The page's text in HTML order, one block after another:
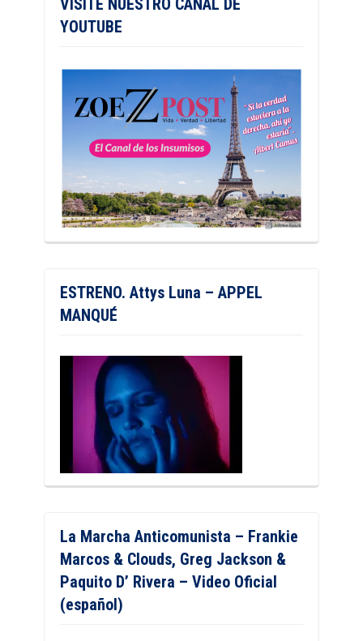
VISITE NUESTRO CANAL DE
YOUTUBE
ESTRENO. Attys Luna – APPEL
MANQUÉ
La Marcha Anticomunista – Frankie
Marcos & Clouds, Greg Jackson &
Paquito D’ Rivera – Video Oficial
(español)